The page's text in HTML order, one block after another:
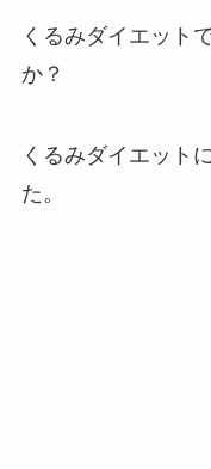
くるみダイエット
か？
くるみダイエット
た。